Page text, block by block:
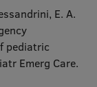
E. A.
pediatric
Emerg Care.